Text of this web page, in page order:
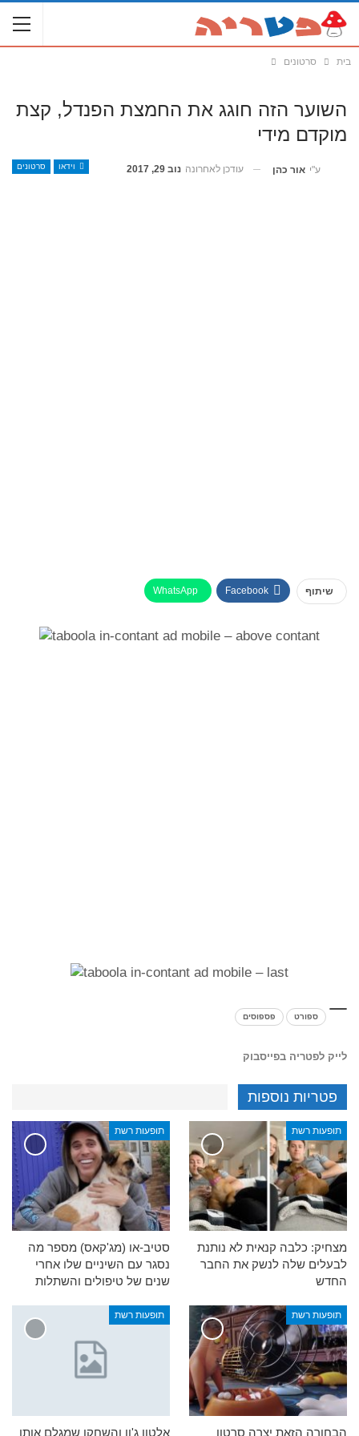
בית סרטונים
השוער הזה חוגג את החמצת הפנדל, קצת
מוקדם מידי
וידאו סרטונים ע"י אור כהן עודכן לאחרונה נוב 29, 2017
שיתוף Facebook
WhatsApp
ספורט פספוסים
לייק לפטריה בפייסבוק
פטריות נוספות
תופעות רשת
מצחיק: כלבה קנאית לא נותנת
לבעלים שלה לנשק את החבר
החדש
תופעות רשת
סטיב-או (מג'קאס) מספר מה
נסגר עם השיניים שלו אחרי
שנים של טיפולים והשתלות
תופעות רשת
הבחורה הזאת יצרה סרטון
תופעות רשת
אלטון ג'ון והשחקן שמגלם אותו